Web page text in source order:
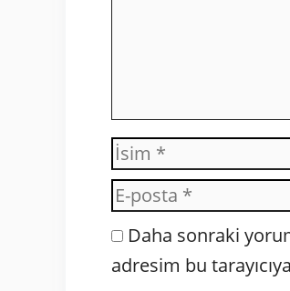
İsim
Daha sonraki
adresim bu